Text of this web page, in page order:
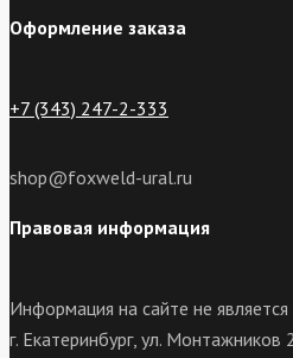
Оформление заказа
+7 (343) 247-2-333
shop@foxweld-ural.ru
Правовая информация
Информация на сайте не
г. Екатеринбург, ул. Монтажников